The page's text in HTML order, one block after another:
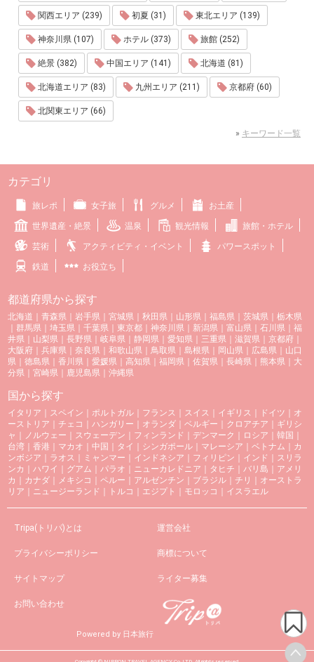
関西エリア (239) 初夏 (31) 東北エリア (139)
神奈川県 (107) ホテル (373) 旅館 (252)
絶景 (382) 中国エリア (141) 北海道 (81)
北海道エリア (83) 九州エリア (211) 京都府 (60)
北関東エリア (66)
» キーワード一覧
カテゴリ
旅レポ 女子旅 グルメ お土産
世界遺産・絶景 温泉 観光情報 旅館・ホテル
芸術 アクティビティ・イベント パワースポット
鉄道 お役立ち
都道府県から探す
北海道 ｜青森県 ｜岩手県 ｜宮城県 ｜秋田県 山形県 ｜福島県 ｜茨城県 ｜栃木県
群馬県 ｜埼玉県 ｜千葉県 東京都 ｜神奈川県 新潟県 ｜富山県 ｜石川県 ｜福
井県
山梨県 ｜長野県 ｜岐阜県 静岡県 ｜愛知県 三重県 ｜滋賀県 ｜京都府
大阪府 ｜兵庫県 ｜奈良県 ｜和歌山県 ｜鳥取県 ｜島根県 岡山県 広島県
山口
県 ｜徳島県 ｜香川県 ｜愛媛県 ｜高知県 ｜福岡県 ｜佐賀県 ｜長崎県 熊本県
大
分県 ｜宮崎県 鹿児島県 ｜沖縄県
国から探す
イタリア スペイン ｜ポルトガル フランス スイス イギリス ドイツ
オ
ーストリア ｜チェコ ｜ハンガリー オランダ ｜ベルギー クロアチア
ギリシ
ャ
ノルウェー スウェーデン フィンランド デンマーク ロシア ｜韓国
台湾 ｜香港 マカオ ｜中国 タイ シンガポール マレーシア ｜ベトナム
カ
ンボジア
ラオス ミャンマー インドネシア フィリピン インド
スリラ
ンカ
｜ハワイ グアム ｜パラオ ニューカレドニア タヒチ ｜バリ島
アメリ
カ
カナダ メキシコ ｜ペルー アルゼンチン ブラジル ｜チリ
オーストラ
リア
ニュージーランド トルコ エジプト モロッコ イスラエル
Tripa(トリパ)とは 運営会社
プライバシーポリシー 商標について
サイトマップ ライター募集
お問い合わせ
Powered by 日本旅行